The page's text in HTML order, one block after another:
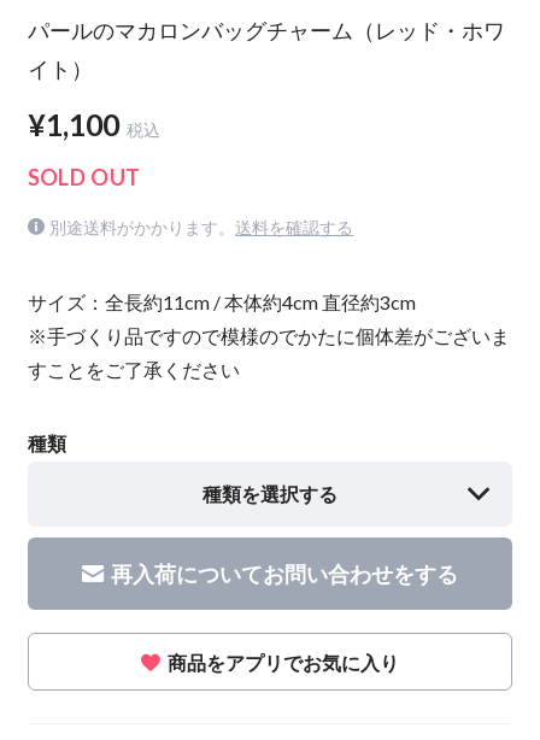
パールのマカロンバッグチャーム（レッド・ホワ
イト）
¥1,100 税込
SOLD OUT
別途送料がかかります。 送料を確認する
サイズ：全長約11cm / 本体約4cm 直径約3cm
※手づくり品ですので模様のでかたに個体差がございま
すことをご了承ください
種類
種類を選択する
再入荷についてお問い合わせをする
商品をアプリでお気に入り